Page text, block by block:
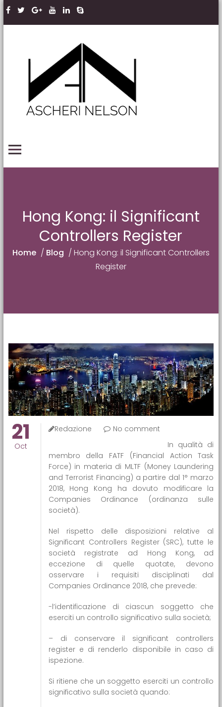
Skip to content
Hong Kong: il Significant
Controllers Register
Home / Blog / Hong Kong: il Significant Controllers
Register
21
Oct
Redazione
No comment
In qualità di
membro della FATF (Financial Action Task
Force) in materia di MLTF (Money Laundering
and Terrorist Financing) a partire dal 1° marzo
2018, Hong Kong ha dovuto modificare la
Companies Ordinance (ordinanza sulle
società).
Nel rispetto delle disposizioni relative al
Significant Controllers Register (SRC), tutte le
società registrate ad Hong Kong, ad
eccezione di quelle quotate, devono
osservare i requisiti disciplinati dal
Companies Ordinance 2018, che prevede:
-l’identificazione di ciascun soggetto che
eserciti un controllo significativo sulla società;
– di conservare il significant controllers
register e di renderlo disponibile in caso di
ispezione.
Si ritiene che un soggetto eserciti un controllo
significativo sulla società quando: